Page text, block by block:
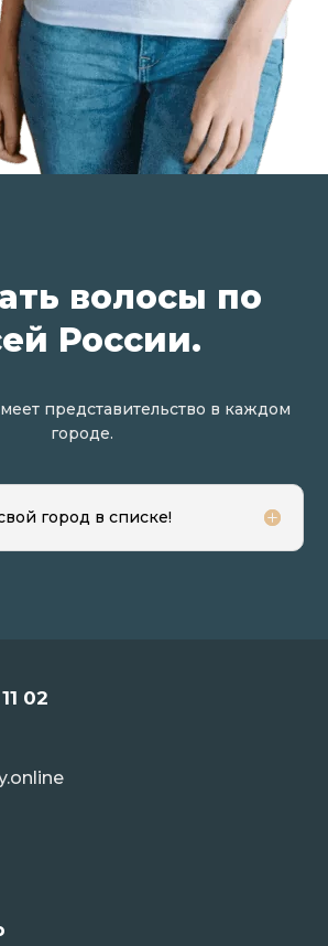
волосы по
России.
представительство в каждом
городе.
город в списке!
02